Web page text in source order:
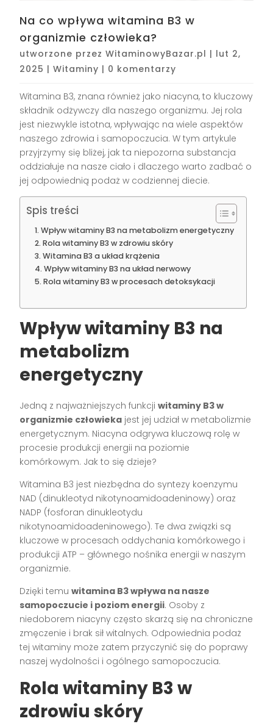
Na co wpływa witamina B3 w
organizmie człowieka?
utworzone przezWitaminowyBazar.pl | lut 2,
2025 |Witaminy | 0 komentarzy
Witamina B3, znana również jako niacyna, to kluczowy
składnik odżywczy dla naszego organizmu. Jej rola
jest niezwykle istotna, wpływając na wiele aspektów
naszego zdrowia i samopoczucia. W tym artykule
przyjrzymy się bliżej, jak ta niepozorna substancja
oddziałuje na nasze ciało i dlaczego warto zadbać o
jej odpowiednią podaż w codziennej diecie.
Spis treści
Wpływ witaminy B3 na metabolizm energetyczny
Rola witaminy B3 w zdrowiu skóry
Witamina B3 a układ krążenia
Wpływ witaminy B3 na układ nerwowy
Rola witaminy B3 w procesach detoksykacji
Wpływ witaminy B3 na
metabolizm
energetyczny
Jedną z najważniejszych funkcjiwitaminy B3 w
organizmie człowieka jest jej udział w metabolizmie
energetycznym. Niacyna odgrywa kluczową rolę w
procesie produkcji energii na poziomie
komórkowym. Jak to się dzieje?
Witamina B3 jest niezbędna do syntezy koenzymu
NAD (dinukleotyd nikotynoamidoadeninowy) oraz
NADP (fosforan dinukleotydu
nikotynoamidoadeninowego). Te dwa związki są
kluczowe w procesach oddychania komórkowego i
produkcji ATP – głównego nośnika energii w naszym
organizmie.
Dzięki temuwitamina B3 wpływa na nasze
samopoczucie i poziom energii. Osoby z
niedoborem niacyny często skarżą się na chroniczne
zmęczenie i brak sił witalnych. Odpowiednia podaż
tej witaminy może zatem przyczynić się do poprawy
naszej wydolności i ogólnego samopoczucia.
Rola witaminy B3 w
zdrowiu skóry